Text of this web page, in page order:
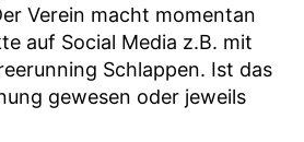
Verein macht momentan
auf Social Media z.B. mit
Schlappen. Ist das
gewesen oder jeweils